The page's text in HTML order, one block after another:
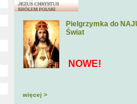
Pielgrzymka do
Świat
NOWE!
więcej >